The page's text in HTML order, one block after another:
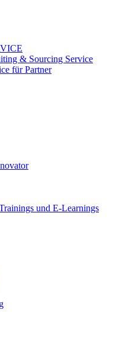
& Sourcing Service
für Partner
und E-Learnings